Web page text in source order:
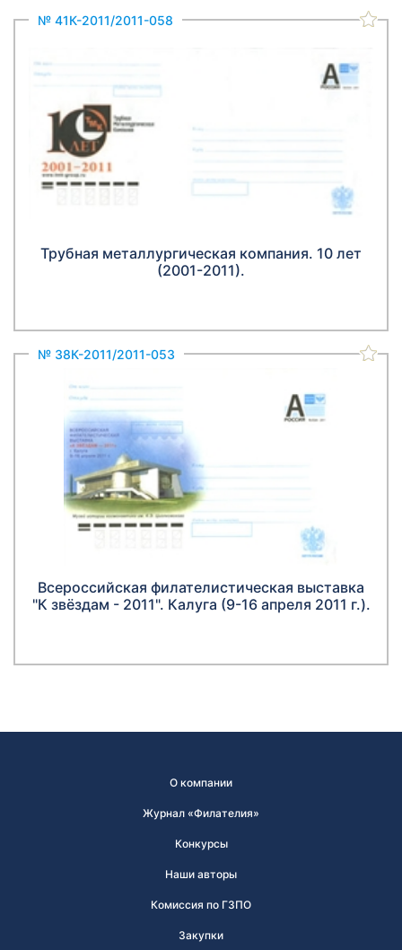
№ 41К-2011/2011-058
Трубная металлургическая компания. 10 лет
(2001-2011).
№ 38К-2011/2011-053
Всероссийская филателистическая выставка
"К звёздам - 2011". Калуга (9-16 апреля 2011 г.).
О компании
Журнал «Филателия»
Конкурсы
Наши авторы
Комиссия по ГЗПО
Закупки